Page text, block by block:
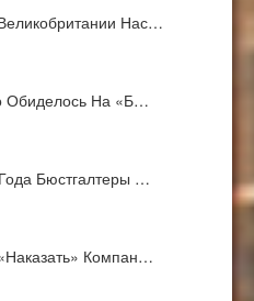
Нас…
Обиделось На «Б…
Бюстгалтеры …
Компан…